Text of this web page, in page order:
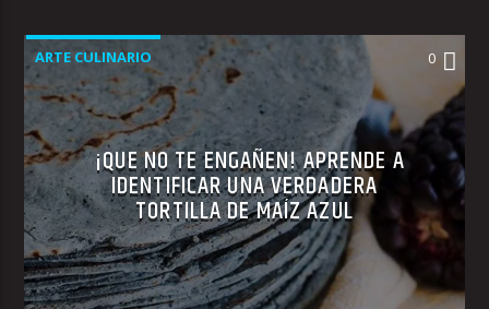
ARTE CULINARIO 0
¡QUE NO TE ENGAÑEN! APRENDE A
IDENTIFICAR UNA VERDADERA
TORTILLA DE MAÍZ AZUL